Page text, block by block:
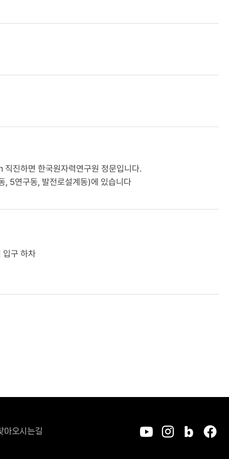
진하면 한국원자력연구원 정문입니다.
, 5연구동, 발전로설계동)에 있습니다
구 하차
아오시는길